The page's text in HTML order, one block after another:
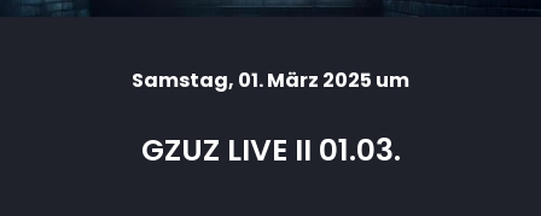
Samstag, 01. März 2025 um
GZUZ LIVE II 01.03.